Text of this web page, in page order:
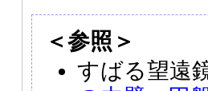
＜参照＞
すばる望遠